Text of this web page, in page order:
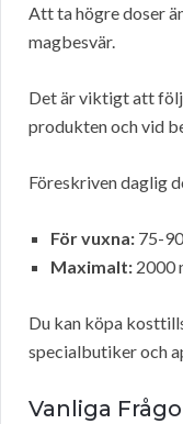
Att ta högre doser
magbesvär.
Det är viktigt att
produkten och vid
Föreskriven daglig
För vuxna: 75-
Maximalt: 2000
Du kan köpa
specialbutiker och
Vanliga